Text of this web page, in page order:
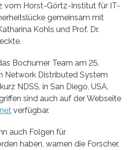
vom Horst-Görtz-Institut für IT-
gemeinsam mit
Kohls und Prof. Dr.
Bochumer Team am 25.
Network Distributed System
NDSS, in San Diego, USA,
sind auch auf der Webseite
verfügbar.
auch Folgen für
haben, warnen die Forscher.